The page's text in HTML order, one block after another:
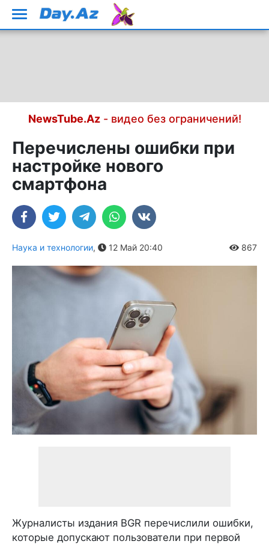
NewsTube.Az- видео без ограничений!
Перечислены ошибки при
настройке нового
смартфона
Наука и технологии, 12 Май 20:40 867
Журналисты издания BGR перечислили ошибки,
которые допускают пользователи при первой